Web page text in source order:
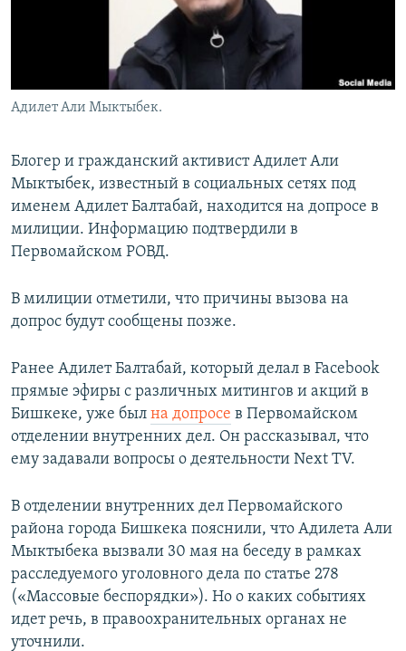
Адилет Али Мыктыбек.
Блогер и гражданский активист Адилет Али
Мыктыбек, известный в социальных сетях под
именем Адилет Балтабай, находится на допросе в
милиции. Информацию подтвердили в
Первомайском РОВД.
В милиции отметили, что причины вызова на
допрос будут сообщены позже.
Ранее Адилет Балтабай, который делал в Facebook
прямые эфиры с различных митингов и акций в
Бишкеке, уже был на допросе в Первомайском
отделении внутренних дел. Он рассказывал, что
ему задавали вопросы о деятельности Next TV.
В отделении внутренних дел Первомайского
района города Бишкека пояснили, что Адилета Али
Мыктыбека вызвали 30 мая на беседу в рамках
расследуемого уголовного дела по статье 278
(«Массовые беспорядки»). Но о каких событиях
идет речь, в правоохранительных органах не
уточнили.